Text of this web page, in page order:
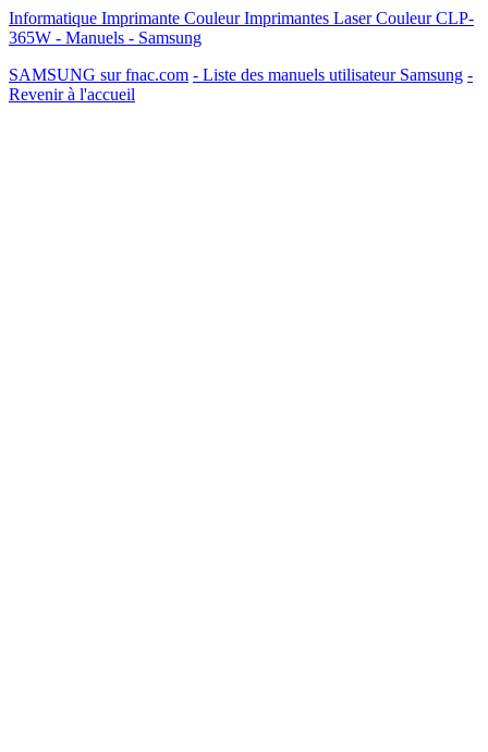
Informatique Imprimante Couleur Imprimantes Laser Couleur CLP-
365W - Manuels - Samsung
SAMSUNG sur fnac.com - Liste des manuels utilisateur Samsung -
Revenir à l'accueil